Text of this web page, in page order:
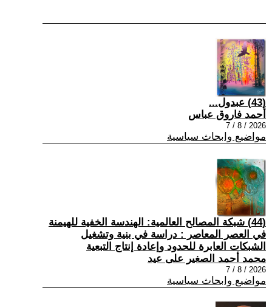
(43) عبدول...
أحمد فاروق عباس
2026 / 8 / 7
مواضيع وابحاث سياسية
(44) شبكة المصالح العالمية: الهندسة الخفية للهيمنة
في العصر المعاصر : دراسة في بنية وتشغيل
الشبكات العابرة للحدود وإعادة إنتاج التبعية
محمد أحمد الصغير على عيد
2026 / 8 / 7
مواضيع وابحاث سياسية